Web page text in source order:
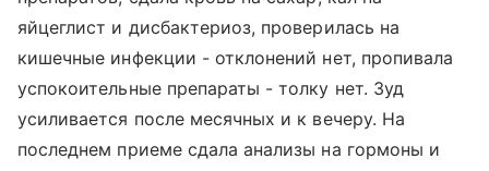
яйцеглист и дисбактериоз, проверилась на
кишечные инфекции - отклонений нет, пропивала
успокоительные препараты - толку нет. Зуд
усиливается после месячных и к вечеру. На
последнем приеме сдала анализы на гормоны и